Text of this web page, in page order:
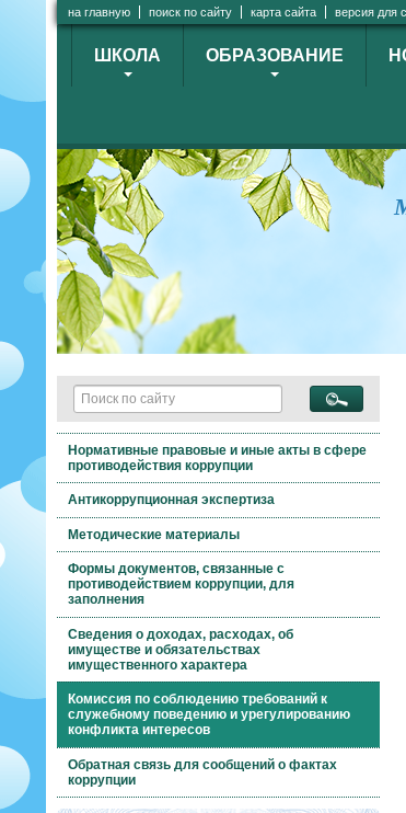
на главную поиск по сайту карта сайта версия для
ШКОЛА ОБРАЗОВАНИЕ
Нормативные правовые и иные акты в сфере
противодействия коррупции
Антикоррупционная экспертиза
Методические материалы
Формы документов, связанные с
противодействием коррупции, для
заполнения
Сведения о доходах, расходах, об
имуществе и обязательствах
имущественного характера
Комиссия по соблюдению требований к
служебному поведению и урегулированию
конфликта интересов
Обратная связь для сообщений о фактах
коррупции